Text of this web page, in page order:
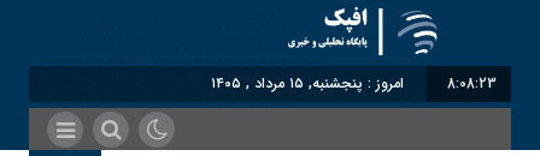
8:08:24 امروز : پنجشنبه, ۱۵ مرداد , ۱۴۰۵